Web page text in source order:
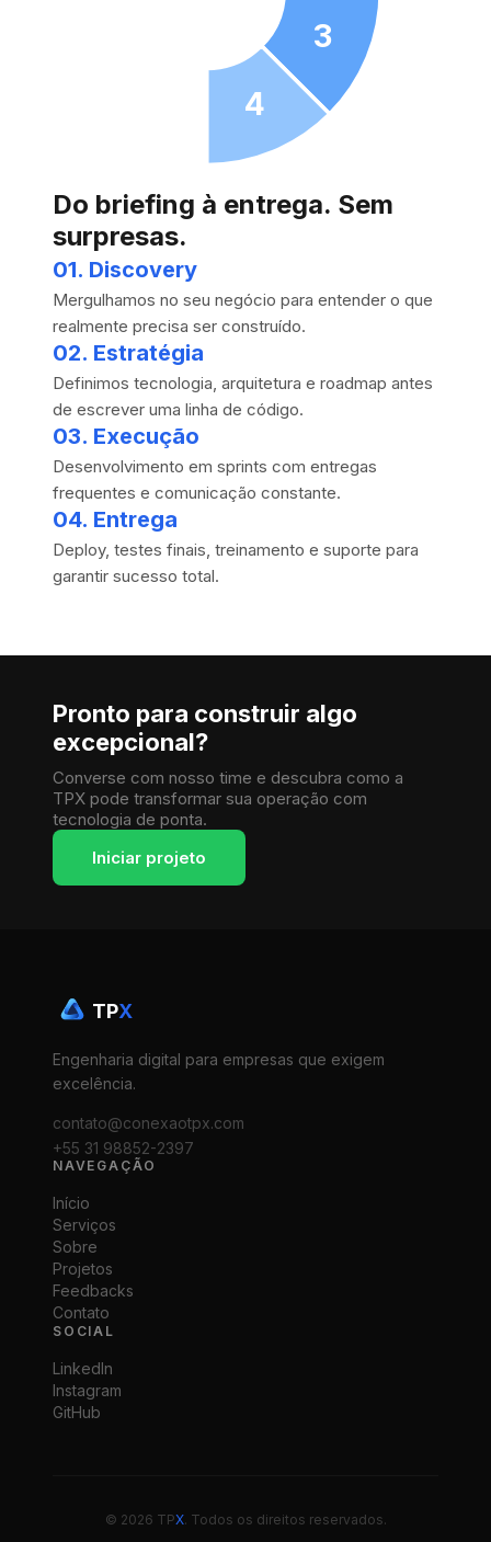
3
4
Do briefing à entrega. Sem
surpresas.
01. Discovery
Mergulhamos no seu negócio para entender o que
realmente precisa ser construído.
02. Estratégia
Definimos tecnologia, arquitetura e roadmap antes
de escrever uma linha de código.
03. Execução
Desenvolvimento em sprints com entregas
frequentes e comunicação constante.
04. Entrega
Deploy, testes finais, treinamento e suporte para
garantir sucesso total.
Pronto para construir algo
excepcional?
Converse com nosso time e descubra como a
TPX pode transformar sua operação com
tecnologia de ponta.
Iniciar projeto
TPX
Engenharia digital para empresas que exigem
excelência.
contato@conexaotpx.com
+55 31 98852-2397
NAVEGAÇÃO
Início
Serviços
Sobre
Projetos
Feedbacks
Contato
SOCIAL
LinkedIn
Instagram
GitHub
© 2026 TPX. Todos os direitos reservados.